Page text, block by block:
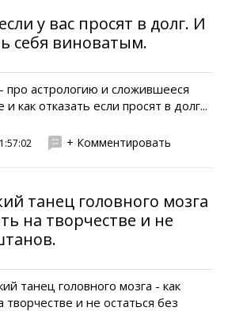
у вас просят в долг. И
себя виноватым.
про астрологию и сложившееся
как отказать если просят в долг...
+ Комментировать
танец головного мозга
на творчестве и не
танец головного мозга - как
творчестве и не остаться без